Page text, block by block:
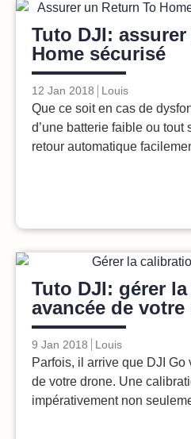
Tuto DJI: assurer
Home sécurisé
12 Jan 2018 Louis
Que ce soit en cas de
d’une batterie faible ou
retour automatique
Tuto DJI: gérer
avancée de
9 Jan 2018 Louis
Parfois, il arrive que DJI Go
de votre drone. Une
impérativement non